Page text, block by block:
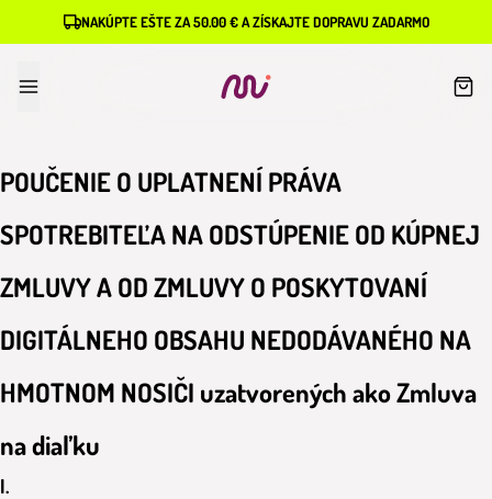
NAKÚPTE EŠTE ZA 50.00 € A ZÍSKAJTE DOPRAVU ZADARMO
POUČENIE O UPLATNENÍ PRÁVA
SPOTREBITEĽA NA ODSTÚPENIE OD KÚPNEJ
ZMLUVY A OD ZMLUVY O POSKYTOVANÍ
DIGITÁLNEHO OBSAHU NEDODÁVANÉHO NA
HMOTNOM NOSIČI uzatvorených ako Zmluva
na diaľku
I.